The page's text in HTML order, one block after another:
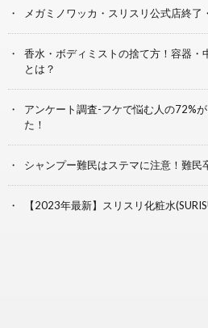
メガミノワッカ・スリスリ公式店終
香水・ボディミストの捨て方！容器・
とは？
アンケート調査-フケで悩む人の72%
た！
シャンプー難民はステマに注意！難民
【2023年最新】スリスリ化粧水